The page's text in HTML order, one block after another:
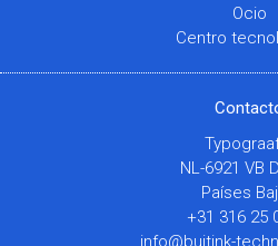
Ocio
Centro
NL-6921 VB
Países
+31 316 25
info@buitink-